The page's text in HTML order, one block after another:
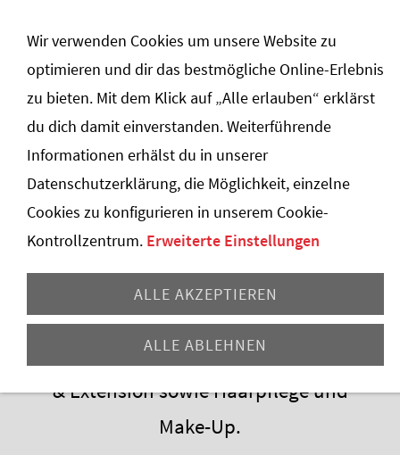
FRISEUR
Powered by
Haarschnitte, Hairstyling, Colorationen
& Extension sowie Haarpflege und
Make-Up.
Wir verwenden Cookies um unsere Website zu
optimieren und dir das bestmögliche Online-Erlebnis
zu bieten. Mit dem Klick auf „Alle erlauben“ erklärst
du dich damit einverstanden. Weiterführende
Informationen erhälst du in unserer
Datenschutzerklärung, die Möglichkeit, einzelne
Cookies zu konfigurieren in unserem Cookie-
Kontrollzentrum. Erweiterte Einstellungen
ALLE AKZEPTIEREN
ALLE ABLEHNEN